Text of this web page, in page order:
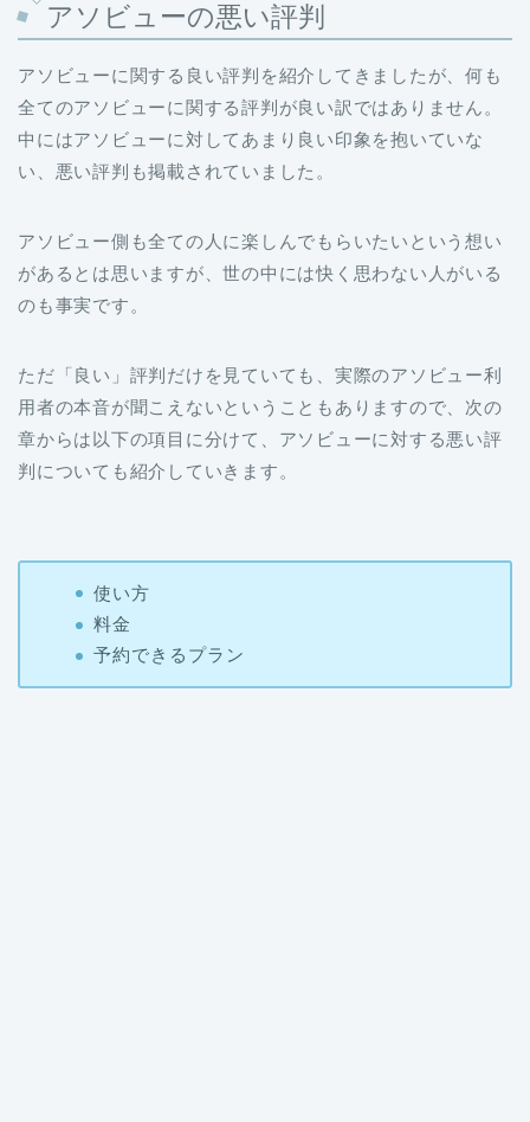
アソビューの悪い評判
アソビューに関する良い評判を紹介してきましたが、何も
全てのアソビューに関する評判が良い訳ではありません。
中にはアソビューに対してあまり良い印象を抱いていな
い、悪い評判も掲載されていました。
アソビュー側も全ての人に楽しんでもらいたいという想い
があるとは思いますが、世の中には快く思わない人がいる
のも事実です。
ただ「良い」評判だけを見ていても、実際のアソビュー利
用者の本音が聞こえないということもありますので、次の
章からは以下の項目に分けて、アソビューに対する悪い評
判についても紹介していきます。
使い方
料金
予約できるプラン